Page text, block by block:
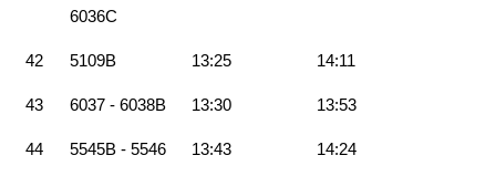
6036C
42 5109B 13:25 14:11
43 6037 - 6038B 13:30 13:53
44 5545B - 5546 13:43 14:24